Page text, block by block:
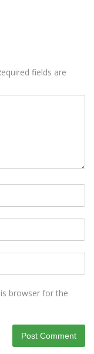
fields are
browser for the